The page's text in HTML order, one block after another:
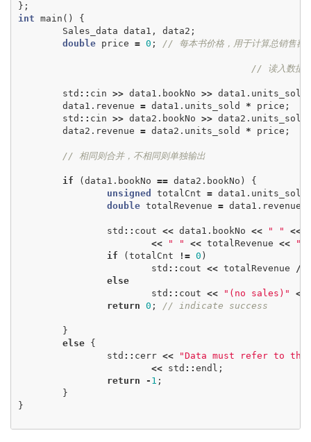
};
int main ()
{
Sales_data data1 , data2 ;
double price = 0 ; // 每本书价格，用于计算总销售
// 读入数据
std :: cin >> data1 . bookNo >> data1 . units_sold
data1 . revenue = data1 . units_sold * price ;
std :: cin >> data2 . bookNo >> data2 . units_sold
data2 . revenue = data2 . units_sold * price ;
// 相同则合并，不相同则单独输出
if ( data1 . bookNo == data2 . bookNo )
{
unsigned
totalCnt = data1 . units_sold
double totalRevenue = data1 . revenue
std :: cout << data1 . bookNo << " " <<
<<
" " << totalRevenue <<
"
if
( totalCnt != 0 )
std :: cout << totalRevenue /
else
std :: cout << "(no sales)"
<<
return 0 ; // indicate success
}
else {
std :: cerr <<
"Data must refer to the
<< std :: endl ;
return
- 1 ;
}
}